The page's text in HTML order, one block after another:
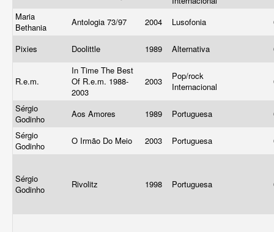
Maria
Bethania
Antologia 73/97 2004 Lusofonia
Pixies Doolittle 1989 Alternativa
R.e.m.
In Time The Best
Of R.e.m. 1988-
2003
2003
Pop/rock
Internacional
Sérgio
Godinho
Aos Amores 1989 Portuguesa
Sérgio
Godinho
O Irmão Do Meio 2003 Portuguesa
Sérgio
Godinho
Rivolitz 1998 Portuguesa